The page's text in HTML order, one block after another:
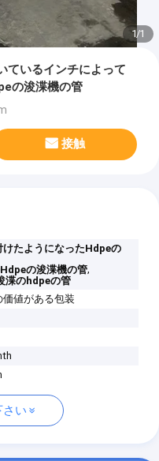
1/1
ているインチによって
の浚渫機の管
接触
けたようになったHdpeの
の浚渫機の管,
渫のhdpeの管
値がある包装
さい